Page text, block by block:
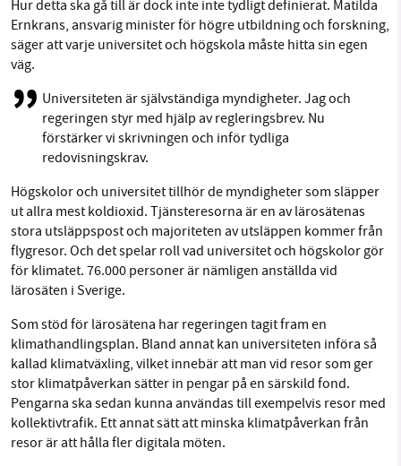
Hur detta ska gå till är dock inte inte tydligt definierat. Matilda
Ernkrans, ansvarig minister för högre utbildning och forskning,
säger att varje universitet och högskola måste hitta sin egen
väg.
Universiteten är självständiga myndigheter. Jag och
regeringen styr med hjälp av regleringsbrev. Nu
förstärker vi skrivningen och inför tydliga
redovisningskrav.
Högskolor och universitet tillhör de myndigheter som släpper
ut allra mest koldioxid. Tjänsteresorna är en av lärosätenas
stora utsläppspost och majoriteten av utsläppen kommer från
flygresor. Och det spelar roll vad universitet och högskolor gör
för klimatet. 76.000 personer är nämligen anställda vid
lärosäten i Sverige.
Som stöd för lärosätena har regeringen tagit fram en
klimathandlingsplan. Bland annat kan universiteten införa så
kallad klimatväxling, vilket innebär att man vid resor som ger
stor klimatpåverkan sätter in pengar på en särskild fond.
Pengarna ska sedan kunna användas till exempelvis resor med
kollektivtrafik. Ett annat sätt att minska klimatpåverkan från
resor är att hålla fler digitala möten.